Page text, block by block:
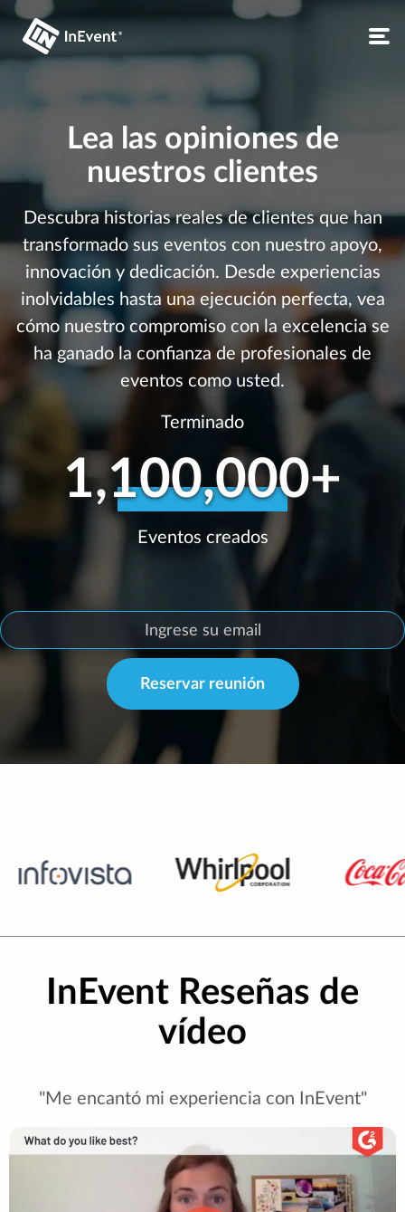
Lea las opiniones de
nuestros clientes
Descubra historias reales de clientes que han
transformado sus eventos con nuestro apoyo,
innovación y dedicación. Desde experiencias
inolvidables hasta una ejecución perfecta, vea
cómo nuestro compromiso con la excelencia se
ha ganado la confianza de profesionales de
eventos como usted.
Terminado
1,100,000+
Eventos creados
Reservar reunión
InEvent Reseñas de
vídeo
"Me encantó mi experiencia con InEvent"